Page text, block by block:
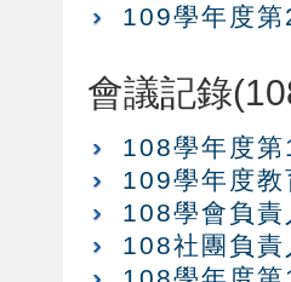
109學年度
會議記錄
108學年度
109學年度
108學會負
108社團負